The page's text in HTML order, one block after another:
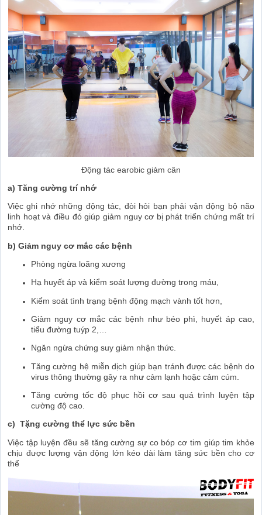
Động tác earobic giảm cân
a) Tăng cường trí nhớ
Việc ghi nhớ những động tác, đòi hỏi bạn phải vận động bộ não
linh hoạt và điều đó giúp giảm nguy cơ bị phát triển chứng mất trí
nhớ.
b) Giảm nguy cơ mắc các bệnh
Phòng ngừa loãng xương
Hạ huyết áp và kiểm soát lượng đường trong máu,
Kiểm soát tình trạng bệnh động mạch vành tốt hơn,
Giảm nguy cơ mắc các bệnh như béo phì, huyết áp cao,
tiểu đường tuýp 2,…
Ngăn ngừa chứng suy giảm nhận thức.
Tăng cường hệ miễn dịch giúp bạn tránh được các bệnh do
virus thông thường gây ra như cảm lạnh hoặc cảm cúm.
Tăng cường tốc độ phục hồi cơ sau quá trình luyện tập
cường độ cao.
c) Tặng cường thể lực sức bền
Việc tập luyện đều sẽ tăng cường sự co bóp cơ tim giúp tim khỏe
chịu được lượng vận động lớn kéo dài làm tăng sức bền cho cơ
thể